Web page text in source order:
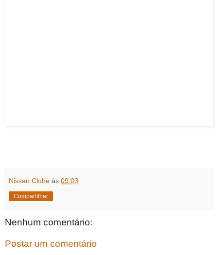
Nissan Clube às 09:03
Compartilhar
Nenhum comentário:
Postar um comentário